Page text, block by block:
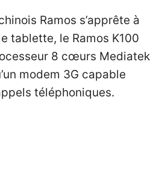
Ramos s’apprête à
tablette, le Ramos K100
8 cœurs Mediatek
modem 3G capable
téléphoniques.